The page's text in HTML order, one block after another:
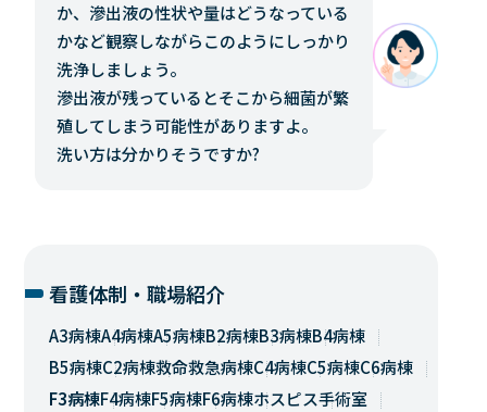
か、滲出液の性状や量はどうなっている
かなど観察しながらこのようにしっかり
洗浄しましょう。
滲出液が残っているとそこから細菌が繁
殖してしまう可能性がありますよ。
洗い方は分かりそうですか?
看護体制・職場紹介
A3病棟A4病棟A5病棟B2病棟B3病棟B4病棟
B5病棟C2病棟救命救急病棟C4病棟C5病棟C6病棟
F3病棟F4病棟F5病棟F6病棟ホスピス手術室